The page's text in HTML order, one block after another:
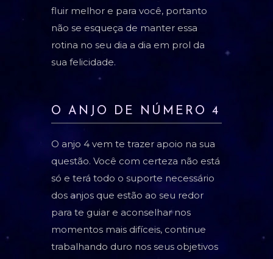
fluir melhor e para você, portanto
não se esqueça de manter essa
rotina no seu dia a dia em prol da
sua felicidade.
O ANJO DE NÚMERO 4
O anjo 4 vem te trazer apoio na sua
questão. Você com certeza não está
só e terá todo o suporte necessário
dos anjos que estão ao seu redor
para te guiar e aconselhar nos
momentos mais difíceis, continue
trabalhando duro nos seus objetivos